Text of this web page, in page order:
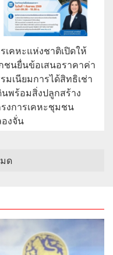
เคหะแห่งชาติเปิดให้
ชนยื่นข้อเสนอราคาค่า
มเนียมการได้สิทธิเช่า
พร้อมสิ่งปลูกสร้าง
งการเคหะชุมชน
งจั่น
ด